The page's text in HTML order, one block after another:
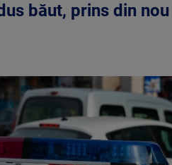
băut, prins din